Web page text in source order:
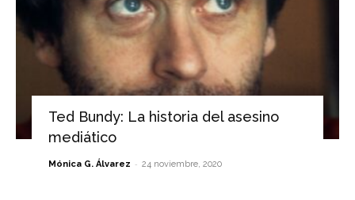
Ted Bundy: La historia del asesino
mediático
Mónica G. Álvarez - 24 noviembre, 2020